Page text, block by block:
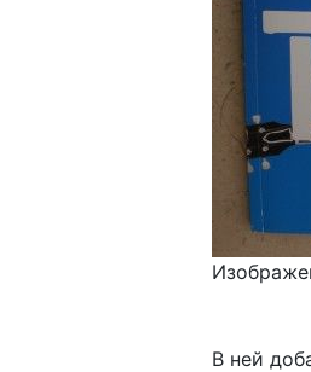
В ней